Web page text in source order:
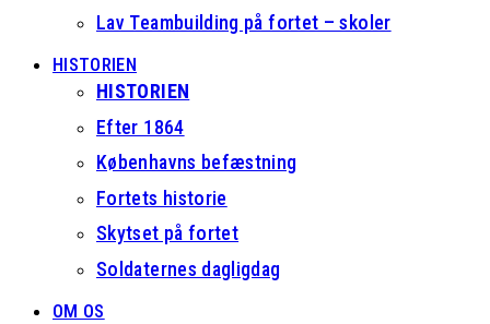
Lav Teambuilding på fortet – skoler
HISTORIEN
HISTORIEN
Efter 1864
Københavns befæstning
Fortets historie
Skytset på fortet
Soldaternes dagligdag
OM OS